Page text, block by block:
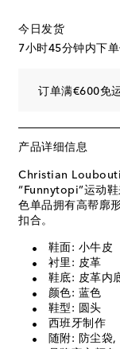
今日发货
7小时45分钟内下
订单满€600免
产品详细信息
Christian
“Funnytopi”运动
色单品拥有高帮廓
扣合。
鞋面: 小牛皮
衬里: 皮革
鞋底: 皮革内
颜色: 蓝色
鞋型: 圆头
西班牙制作
随附: 防尘袋,